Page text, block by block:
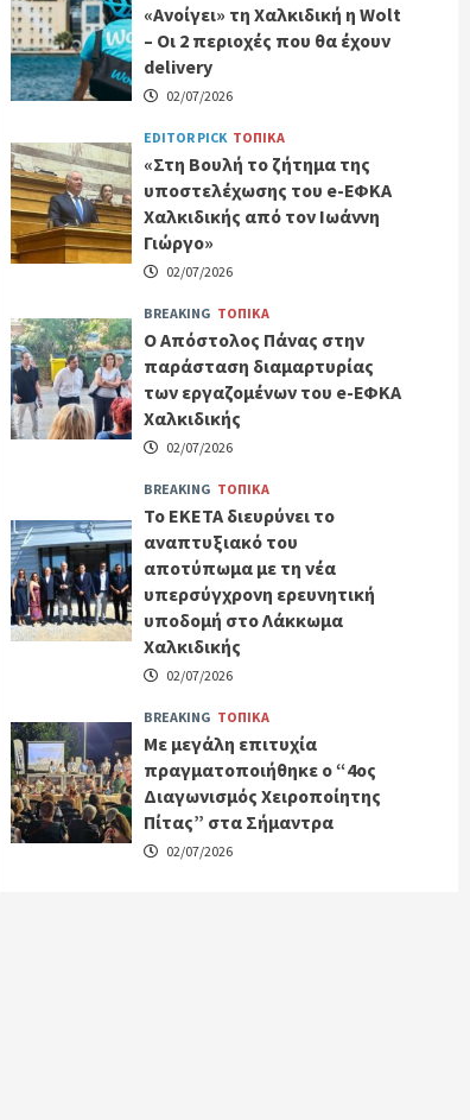
«Ανοίγει» τη Χαλκιδική η Wolt
– Οι 2 περιοχές που θα έχουν
delivery
02/07/2026
EDITOR PICK ΤΟΠΙΚΑ
«Στη Βουλή το ζήτημα της
υποστελέχωσης του e-ΕΦΚΑ
Χαλκιδικής από τον Ιωάννη
Γιώργο»
02/07/2026
BREAKING ΤΟΠΙΚΑ
Ο Απόστολος Πάνας στην
παράσταση διαμαρτυρίας
των εργαζομένων του e-ΕΦΚΑ
Χαλκιδικής
02/07/2026
BREAKING ΤΟΠΙΚΑ
Το ΕΚΕΤΑ διευρύνει το
αναπτυξιακό του
αποτύπωμα με τη νέα
υπερσύγχρονη ερευνητική
υποδομή στο Λάκκωμα
Χαλκιδικής
02/07/2026
BREAKING ΤΟΠΙΚΑ
Με μεγάλη επιτυχία
πραγματοποιήθηκε ο “4ος
Διαγωνισμός Χειροποίητης
Πίτας” στα Σήμαντρα
02/07/2026